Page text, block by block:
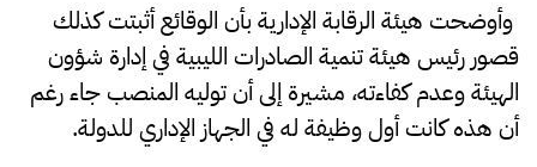
وأوضحت هيئة الرقابة الإدارية بأن الوقائع أثبتت كذلك
قصور رئيس هيئة تنمية الصادرات الليبية في إدارة شؤون
الهيئة وعدم كفاءته، مشيرة إلى أن توليه المنصب جاء رغم
أن هذه كانت أول وظيفة له في الجهاز الإداري للدولة.